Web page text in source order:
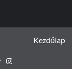
Kezdőlap
Instagram